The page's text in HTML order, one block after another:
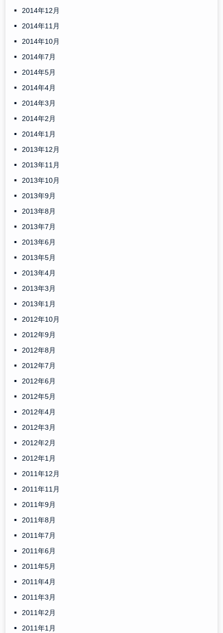
2014年12月
2014年11月
2014年10月
2014年7月
2014年5月
2014年4月
2014年3月
2014年2月
2014年1月
2013年12月
2013年11月
2013年10月
2013年9月
2013年8月
2013年7月
2013年6月
2013年5月
2013年4月
2013年3月
2013年1月
2012年10月
2012年9月
2012年8月
2012年7月
2012年6月
2012年5月
2012年4月
2012年3月
2012年2月
2012年1月
2011年12月
2011年11月
2011年9月
2011年8月
2011年7月
2011年6月
2011年5月
2011年4月
2011年3月
2011年2月
2011年1月